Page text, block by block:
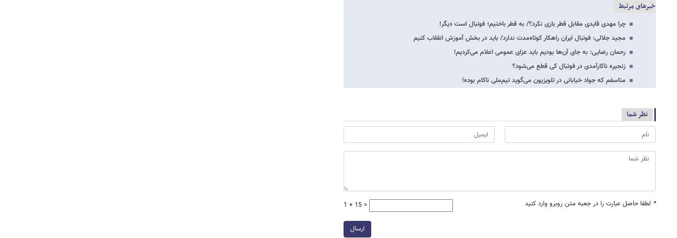
خبرهای مرتبط
چرا مهدی قایدی مقابل قطر بازی نکرد؟/ به قطر باختیم؛ فوتبال است دیگر!
مجید جلالی: فوتبال ایران راهکار کوتاه‌مدت ندارد/ باید در بخش آموزش انقلاب کنیم
رحمان رضایی: به جای آن‌ها بودیم باید عزای عمومی اعلام می‌کردیم!
زنجیره ناکارآمدی در فوتبال کی قطع می‌شود؟
متاسفم که جواد خیابانی در تلویزیون می‌گوید تیم‌ملی ناکام بوده!
نظر شما
* لطفا حاصل عبارت را در جعبه متن روبرو وارد کنید 1 + 15 =
ارسال